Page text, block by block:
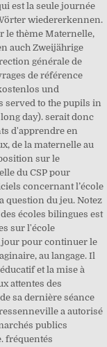
est la seule journée
wiedererkennen.
le thème Maternelle,
auch Zweijährige
générale de
de référence
und
served to the pupils in
day). serait donc
d'apprendre en
de la maternelle au
sur le
du CSP pour
concernant l’école
question du jeu. Notez
écoles bilingues est
sur l'école
jour pour continuer le
au langage. Il
et la mise à
attentes des
sa dernière séance
a autorisé
publics
fréquentés